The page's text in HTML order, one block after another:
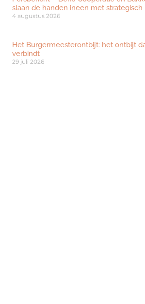
slaan de handen ineen met strategisch
4 augustus 2026
Het Burgermeesterontbijt: het ontbijt
verbindt
29 juli 2026